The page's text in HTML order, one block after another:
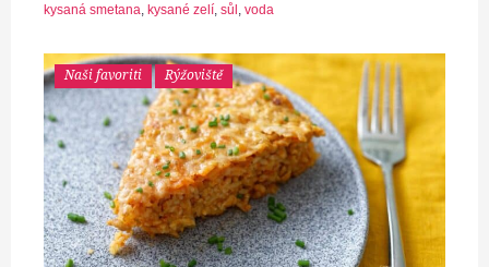
kysaná smetana, kysané zelí, sůl , voda
Naši favoriti Rýžoviště